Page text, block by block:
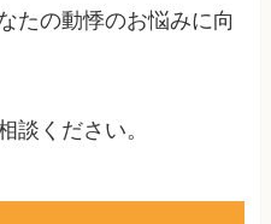
たの動悸のお悩みに向
談ください。